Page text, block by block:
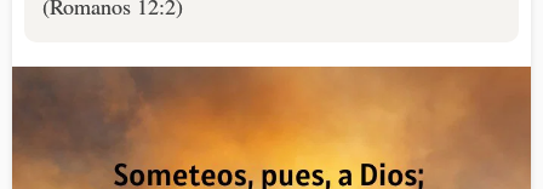
(Romanos 12:2)